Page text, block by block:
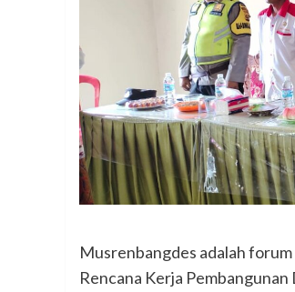
Musrenbangdes adalah
Rencana Kerja